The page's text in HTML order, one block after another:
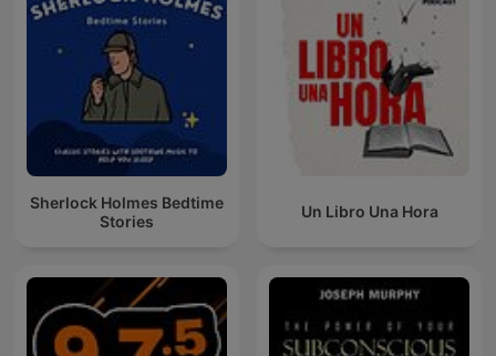
Sherlock Holmes Bedtime
Stories
Un Libro Una Hora